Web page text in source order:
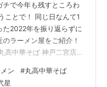
で今年も残すところわ
ことで！ 同じ日なんて1
た2022年を振り返らずに
ラーメン屋をご紹介！
高中華そば 神戸二宮店
はもちろんチャーハン
ン #丸高中華そば
星